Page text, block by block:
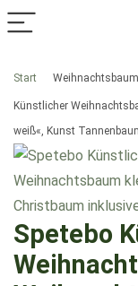
Start Weihnachtsbaum
Künstlicher
weiß«, Kunst
Spetebo